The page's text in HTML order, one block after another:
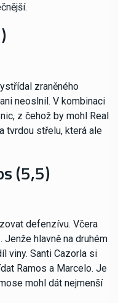
zraněného
neoslnil. V kombinaci
z čehož by mohl Real
tvrdou střelu, která ale
(5,5)
defenzívu. Včera
hlavně na druhém
viny. Santi Cazorla si
Ramos a Marcelo. Je
mohl dát nejmenší